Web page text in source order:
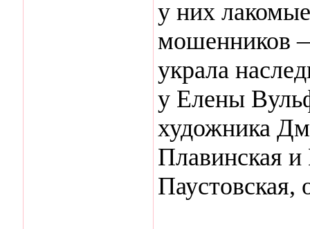
у них
мошенников
украла
у Елены
художника
Плавинская и
Паустовская,